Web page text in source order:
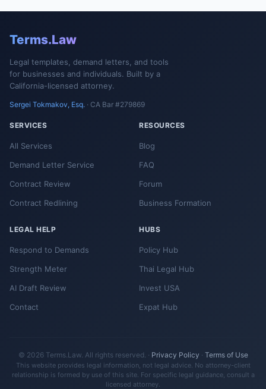
Terms.Law
Legal templates, demand letters, and tools
for businesses and individuals. Built by a
California-licensed attorney.
Sergei Tokmakov, Esq. · CA Bar #279869
SERVICES
All Services
Demand Letter Service
Contract Review
Contract Redlining
RESOURCES
Blog
FAQ
Forum
Business Formation
LEGAL HELP
Respond to Demands
Strength Meter
AI Draft Review
Contact
HUBS
Policy Hub
Thai Legal Hub
Invest USA
Expat Hub
© 2026 Terms.Law. All rights reserved. · Privacy Policy · Terms of Use
This website provides legal information, not legal advice. No attorney-client
relationship is formed by use of this site. For specific legal guidance, consult a
licensed attorney.